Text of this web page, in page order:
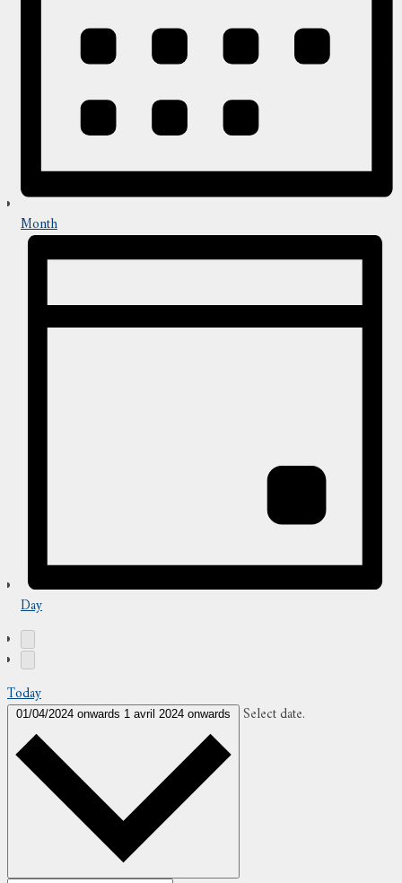
Month
Day
Today
01/04/2024 onwards 1 avril 2024 onwards Select date.